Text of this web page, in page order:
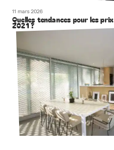
11 mars 2026
Quelles tendances pour les
2021 ?